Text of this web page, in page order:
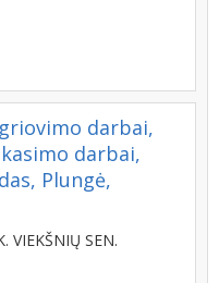
darbai,
darbai,
Plungė,
VIEKŠNIŲ SEN.